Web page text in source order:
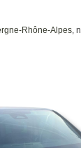
Rhône-Alpes,